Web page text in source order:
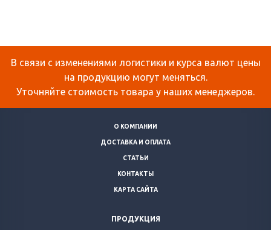
В связи с изменениями логистики и курса валют цены
на продукцию могут меняться.
Уточняйте стоимость товара у наших менеджеров.
О КОМПАНИИ
ДОСТАВКА И ОПЛАТА
СТАТЬИ
КОНТАКТЫ
КАРТА САЙТА
ПРОДУКЦИЯ